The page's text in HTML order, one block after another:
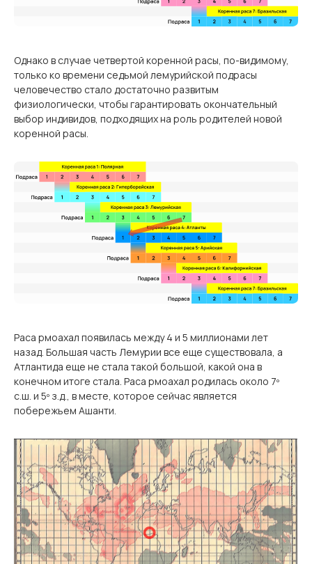
Однако в случае четвертой коренной расы, по-видимому,
только ко времени седьмой лемурийской подрасы
человечество стало достаточно развитым
физиологически, чтобы гарантировать окончательный
выбор индивидов, подходящих на роль родителей новой
коренной расы.
Раса рмоахал появилась между 4 и 5 миллионами лет
назад. Большая часть Лемурии все еще существовала, а
Атлантида еще не стала такой большой, какой она в
конечном итоге стала. Раса рмоахал родилась около 7º
с.ш. и 5º з.д., в месте, которое сейчас является
побережьем Ашанти.